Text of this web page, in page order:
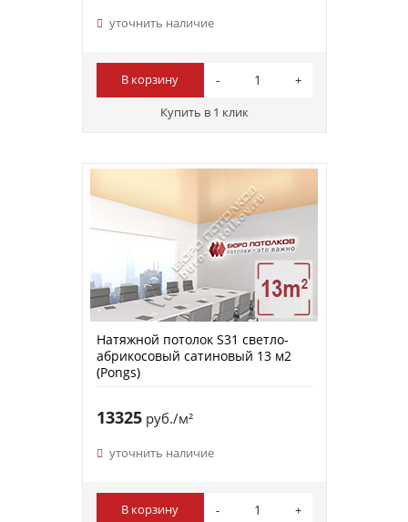
уточнить наличие
В корзину
Купить в 1 клик
Натяжной потолок S31 светло-
абрикосовый сатиновый 13 м2
(Pongs)
13325руб./м²
уточнить наличие
В корзину